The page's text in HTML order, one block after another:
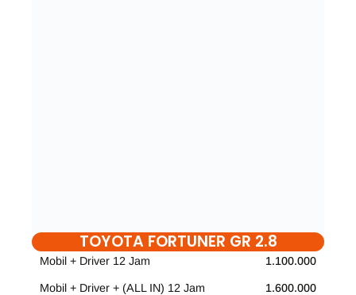
TOYOTA FORTUNER GR 2.8
Mobil + Driver 12 Jam 1.100.000
Mobil + Driver + (ALL IN) 12 Jam 1.600.000